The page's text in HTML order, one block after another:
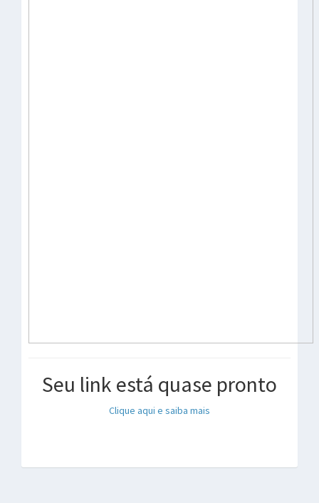
Seu link está quase pronto
Clique aqui e saiba mais